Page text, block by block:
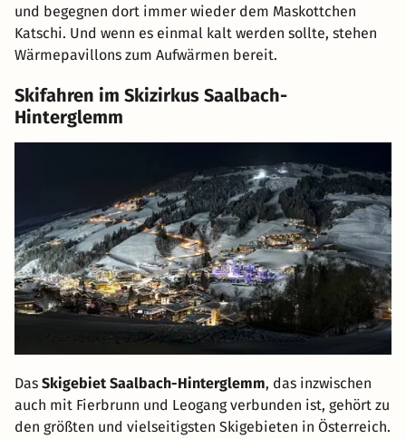
und begegnen dort immer wieder dem Maskottchen
Katschi. Und wenn es einmal kalt werden sollte, stehen
Wärmepavillons zum Aufwärmen bereit.
Skifahren im Skizirkus Saalbach-
Hinterglemm
Das Skigebiet Saalbach-Hinterglemm, das inzwischen
auch mit Fierbrunn und Leogang verbunden ist, gehört zu
den größten und vielseitigsten Skigebieten in Österreich.